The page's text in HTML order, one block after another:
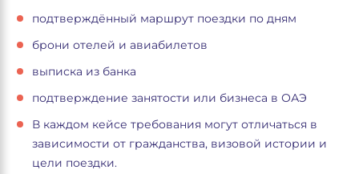
подтверждённый маршрут поездки по дням
брони отелей и авиабилетов
выписка из банка
подтверждение занятости или бизнеса в ОАЭ
В каждом кейсе требования могут отличаться в
зависимости от гражданства, визовой истории и
цели поездки.